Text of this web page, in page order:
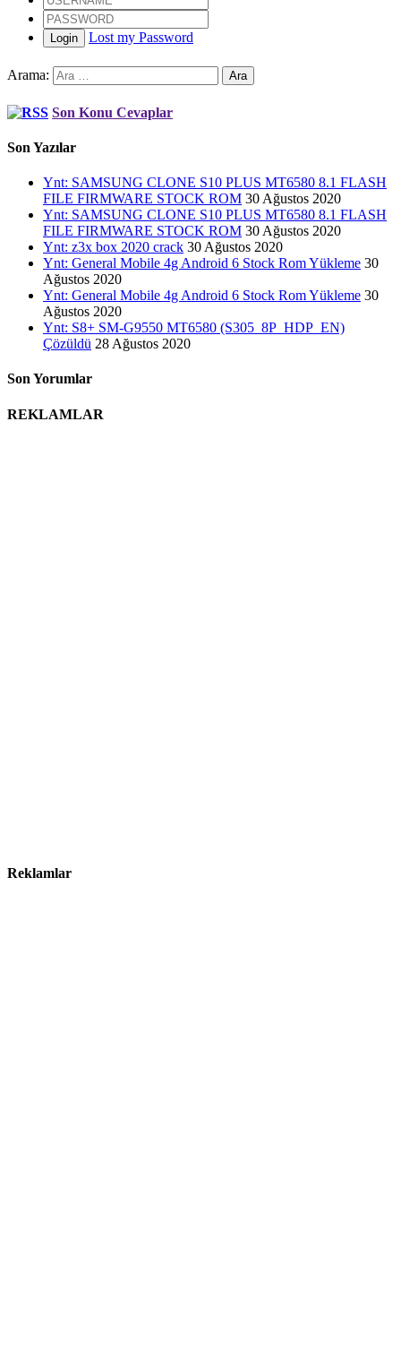
Login Lost my Password
Arama:
Son Konu Cevaplar
Son Yazılar
Ynt: SAMSUNG CLONE S10 PLUS MT6580 8.1 FLASH
FILE FIRMWARE STOCK ROM 30 Ağustos 2020
Ynt: SAMSUNG CLONE S10 PLUS MT6580 8.1 FLASH
FILE FIRMWARE STOCK ROM 30 Ağustos 2020
Ynt: z3x box 2020 crack 30 Ağustos 2020
Ynt: General Mobile 4g Android 6 Stock Rom Yükleme 30
Ağustos 2020
Ynt: General Mobile 4g Android 6 Stock Rom Yükleme 30
Ağustos 2020
Ynt: S8+ SM-G9550 MT6580 (S305_8P_HDP_EN)
Çözüldü 28 Ağustos 2020
Son Yorumlar
REKLAMLAR
Reklamlar